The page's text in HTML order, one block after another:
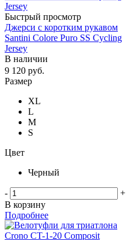
Быстрый просмотр
Джерси с коротким рукавом
Santini Colore Puro SS Cycling
Jersey
В наличии
9 120 руб.
Размер
XL
L
M
S
Цвет
Черный
-
+
В корзину
Подробнее